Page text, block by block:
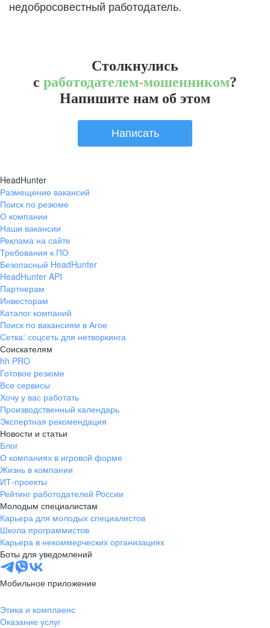
недобросовестный работодатель.
Столкнулись
с работодателем-мошенником?
Напишите нам об этом
Написать
HeadHunter
Размещение вакансий
Поиск по резюме
О компании
Наши вакансии
Реклама на сайте
Требования к ПО
Безопасный HeadHunter
HeadHunter API
Партнерам
Инвесторам
Каталог компаний
Поиск по вакансиям в Агое
Сетка: соцсеть для нетворкинга
Соискателям
hh PRO
Готовое резюме
Все сервисы
Хочу у вас работать
Производственный календарь
Экспертная рекомендация
Новости и статьи
Блог
О компаниях в игровой форме
Жизнь в компании
ИТ-проекты
Рейтинг работодателей России
Молодым специалистам
Карьера для молодых специалистов
Школа программистов
Карьера в некоммерческих организациях
Боты для уведомлений
Мобильное приложение
Этика и комплаенс
Оказание услуг